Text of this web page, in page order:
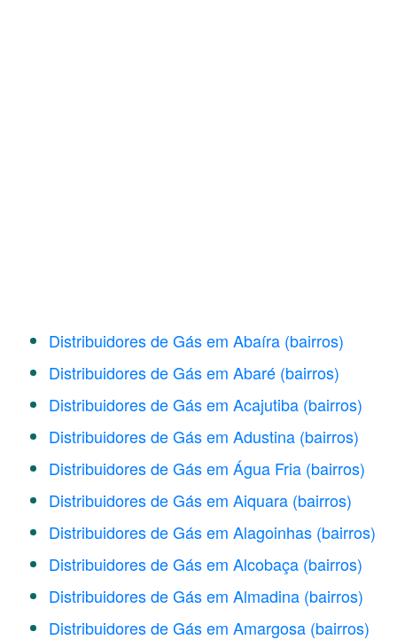
Distribuidores de Gás em Abaíra (bairros)
Distribuidores de Gás em Abaré (bairros)
Distribuidores de Gás em Acajutiba (bairros)
Distribuidores de Gás em Adustina (bairros)
Distribuidores de Gás em Água Fria (bairros)
Distribuidores de Gás em Aiquara (bairros)
Distribuidores de Gás em Alagoinhas (bairros)
Distribuidores de Gás em Alcobaça (bairros)
Distribuidores de Gás em Almadina (bairros)
Distribuidores de Gás em Amargosa (bairros)